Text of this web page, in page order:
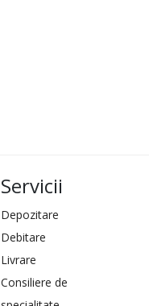
Servicii
Depozitare
Debitare
Livrare
Consiliere de